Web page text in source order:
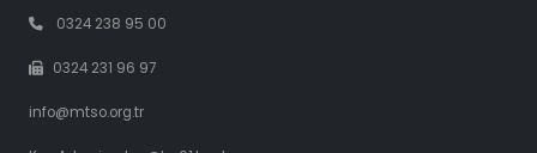
0324 238 95 00
0324 231 96 97
info@mtso.org.tr